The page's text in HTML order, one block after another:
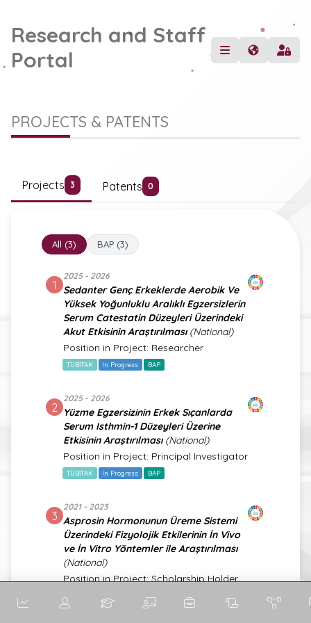
Research and Staff
Portal
PROJECTS & PATENTS
Projects 3 Patents 0
All (3) BAP (3)
1
2025 - 2026
Sedanter Genç Erkeklerde Aerobik Ve
Yüksek Yoğunluklu Aralıklı Egzersizlerin
Serum Catestatin Düzeyleri Üzerindeki
Akut Etkisinin Araştırılması (National)
Position in Project: Researcher
TÜBİTAK In Progress BAP
2
2025 - 2026
Yüzme Egzersizinin Erkek Sıçanlarda
Serum Isthmin-1 Düzeyleri Üzerine
Etkisinin Araştırılması (National)
Position in Project: Principal Investigator
TÜBİTAK In Progress BAP
3
2021 - 2023
Asprosin Hormonunun Üreme Sistemi
Üzerindeki Fizyolojik Etkilerinin İn Vivo
ve İn Vitro Yöntemler ile Araştırılması
(National)
Position in Project: Scholarship Holder